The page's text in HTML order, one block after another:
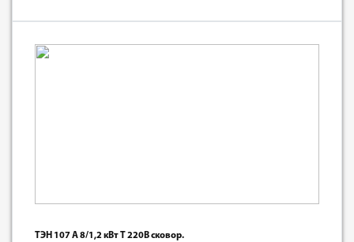
ТЭН 107 А 8/1,2 кВт Т 220В сковор.